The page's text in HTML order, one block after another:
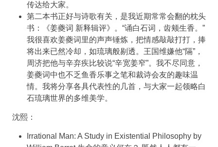
传达给大家。
第二本书正好与诗歌有关，是我近期常常会翻的枕头
书：《姜夔词 新释辑评》。“诵白石词，齿颊生香。”
我很喜欢姜夔词里的声声锤炼，把情感敲敲打打，捧
将出来已然冷却，如琉璃般剔透。王国维嫌他“隔”，
周济把他与辛弃疾比较说“辛宽姜窄”。我不尽同意，
姜夔词中也不乏鱼香乐事之笔和裁诗会友的趣味温
情。我将分享各具代表性的几首，与大家一起领略白
石琉璃世界的多维美学。
沈熙：
Irrational Man: A Study in Existential Philosophy by